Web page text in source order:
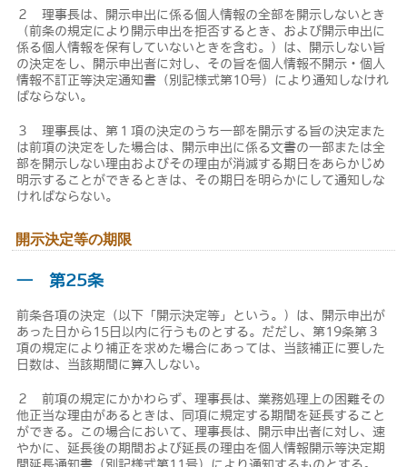
２ 理事長は、開示申出に係る個人情報の全部を開示しないとき
（前条の規定により開示申出を拒否するとき、および開示申出に
係る個人情報を保有していないときを含む。）は、開示しない旨
の決定をし、開示申出者に対し、その旨を個人情報不開示・個人
情報不訂正等決定通知書（別記様式第10号）により通知しなけれ
ばならない。
３ 理事長は、第１項の決定のうち一部を開示する旨の決定また
は前項の決定をした場合は、開示申出に係る文書の一部または全
部を開示しない理由およびその理由が消滅する期日をあらかじめ
明示することができるときは、その期日を明らかにして通知しな
ければならない。
開示決定等の期限
― 第25条
前条各項の決定（以下「開示決定等」という。）は、開示申出が
あった日から15日以内に行うものとする。だだし、第19条第３
項の規定により補正を求めた場合にあっては、当該補正に要した
日数は、当該期間に算入しない。
２ 前項の規定にかかわらず、理事長は、業務処理上の困難その
他正当な理由があるときは、同項に規定する期間を延長すること
ができる。この場合において、理事長は、開示申出者に対し、速
やかに、延長後の期間および延長の理由を個人情報開示等決定期
間延長通知書（別記様式第11号）により通知するものとする。